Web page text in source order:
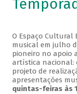
O Espaço Cultural
musical em julho
pioneiro no apoio
artística nacional:
projeto de
apresentações
quintas-feiras às